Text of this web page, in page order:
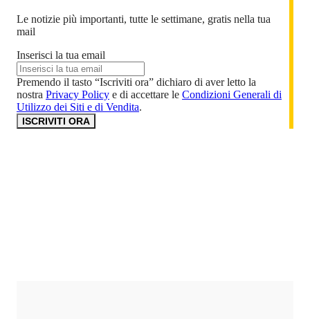
Le notizie più importanti, tutte le settimane, gratis nella tua
mail
Inserisci la tua email
Premendo il tasto “Iscriviti ora” dichiaro di aver letto la
nostra Privacy Policy e di accettare le Condizioni Generali di
Utilizzo dei Siti e di Vendita.
ISCRIVITI ORA